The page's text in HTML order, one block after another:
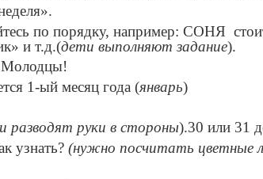
по порядку, например: СОНЯ
и т.д.(дети выполняют задание).
Молодцы!
1-ый месяц года (январь)
разводят руки в стороны).30 или 31
узнать? (нужно посчитать цветные